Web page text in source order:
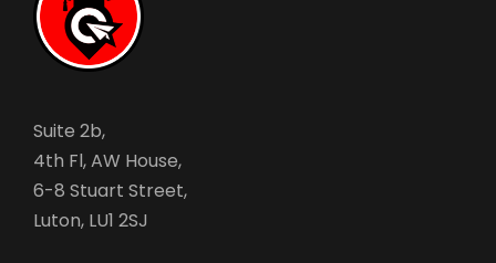
Suite 2b,
4th Fl, AW House,
6-8 Stuart Street,
Luton, LU1 2SJ